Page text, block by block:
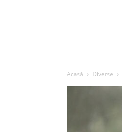
Acasă Diverse